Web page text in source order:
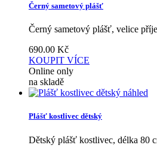
Černý sametový plášť
Černý sametový plášť, velice
690.00 Kč
KOUPIT VÍCE
Online only
na skladě
náhled
Plášť kostlivec dětský
Dětský plášť kostlivec, délka 80